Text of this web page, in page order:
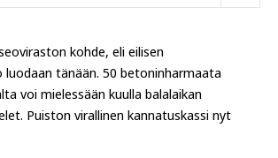
kohde, eli eilisen
tänään. 50 betoninharmaata
voi mielessään kuulla balalaikan
Puiston virallinen kannatuskassi nyt